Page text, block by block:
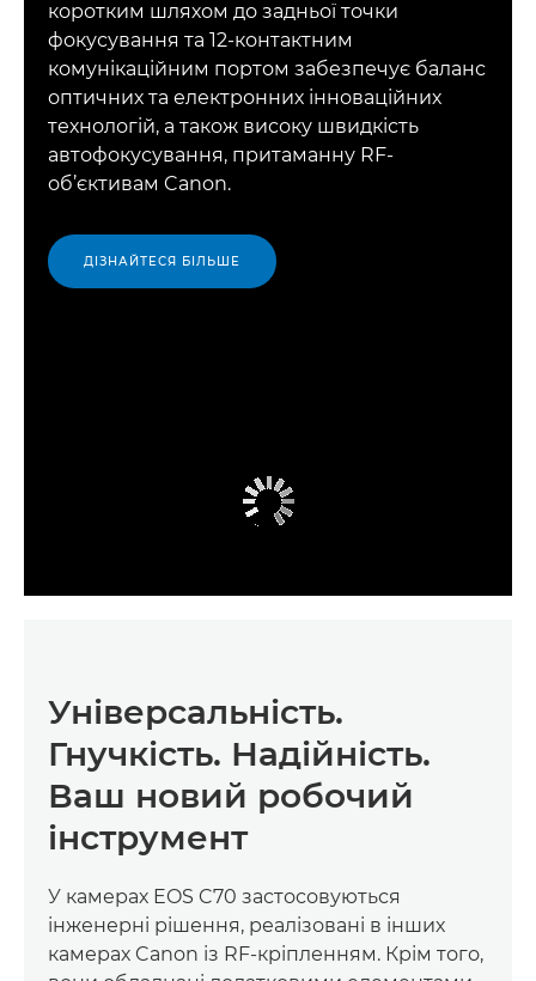
коротким шляхом до задньої точки
фокусування та 12-контактним
комунікаційним портом забезпечує баланс
оптичних та електронних інноваційних
технологій, а також високу швидкість
автофокусування, притаманну RF-
об’єктивам Canon.
ДІЗНАЙТЕСЯ БІЛЬШЕ
Універсальність.
Гнучкість. Надійність.
Ваш новий робочий
інструмент
У камерах EOS C70 застосовуються
інженерні рішення, реалізовані в інших
камерах Canon із RF-кріпленням. Крім того,